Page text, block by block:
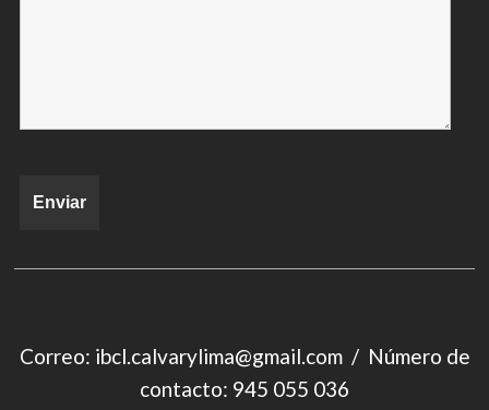
Correo: ibcl.calvarylima@gmail.com / Número de
contacto: 945 055 036